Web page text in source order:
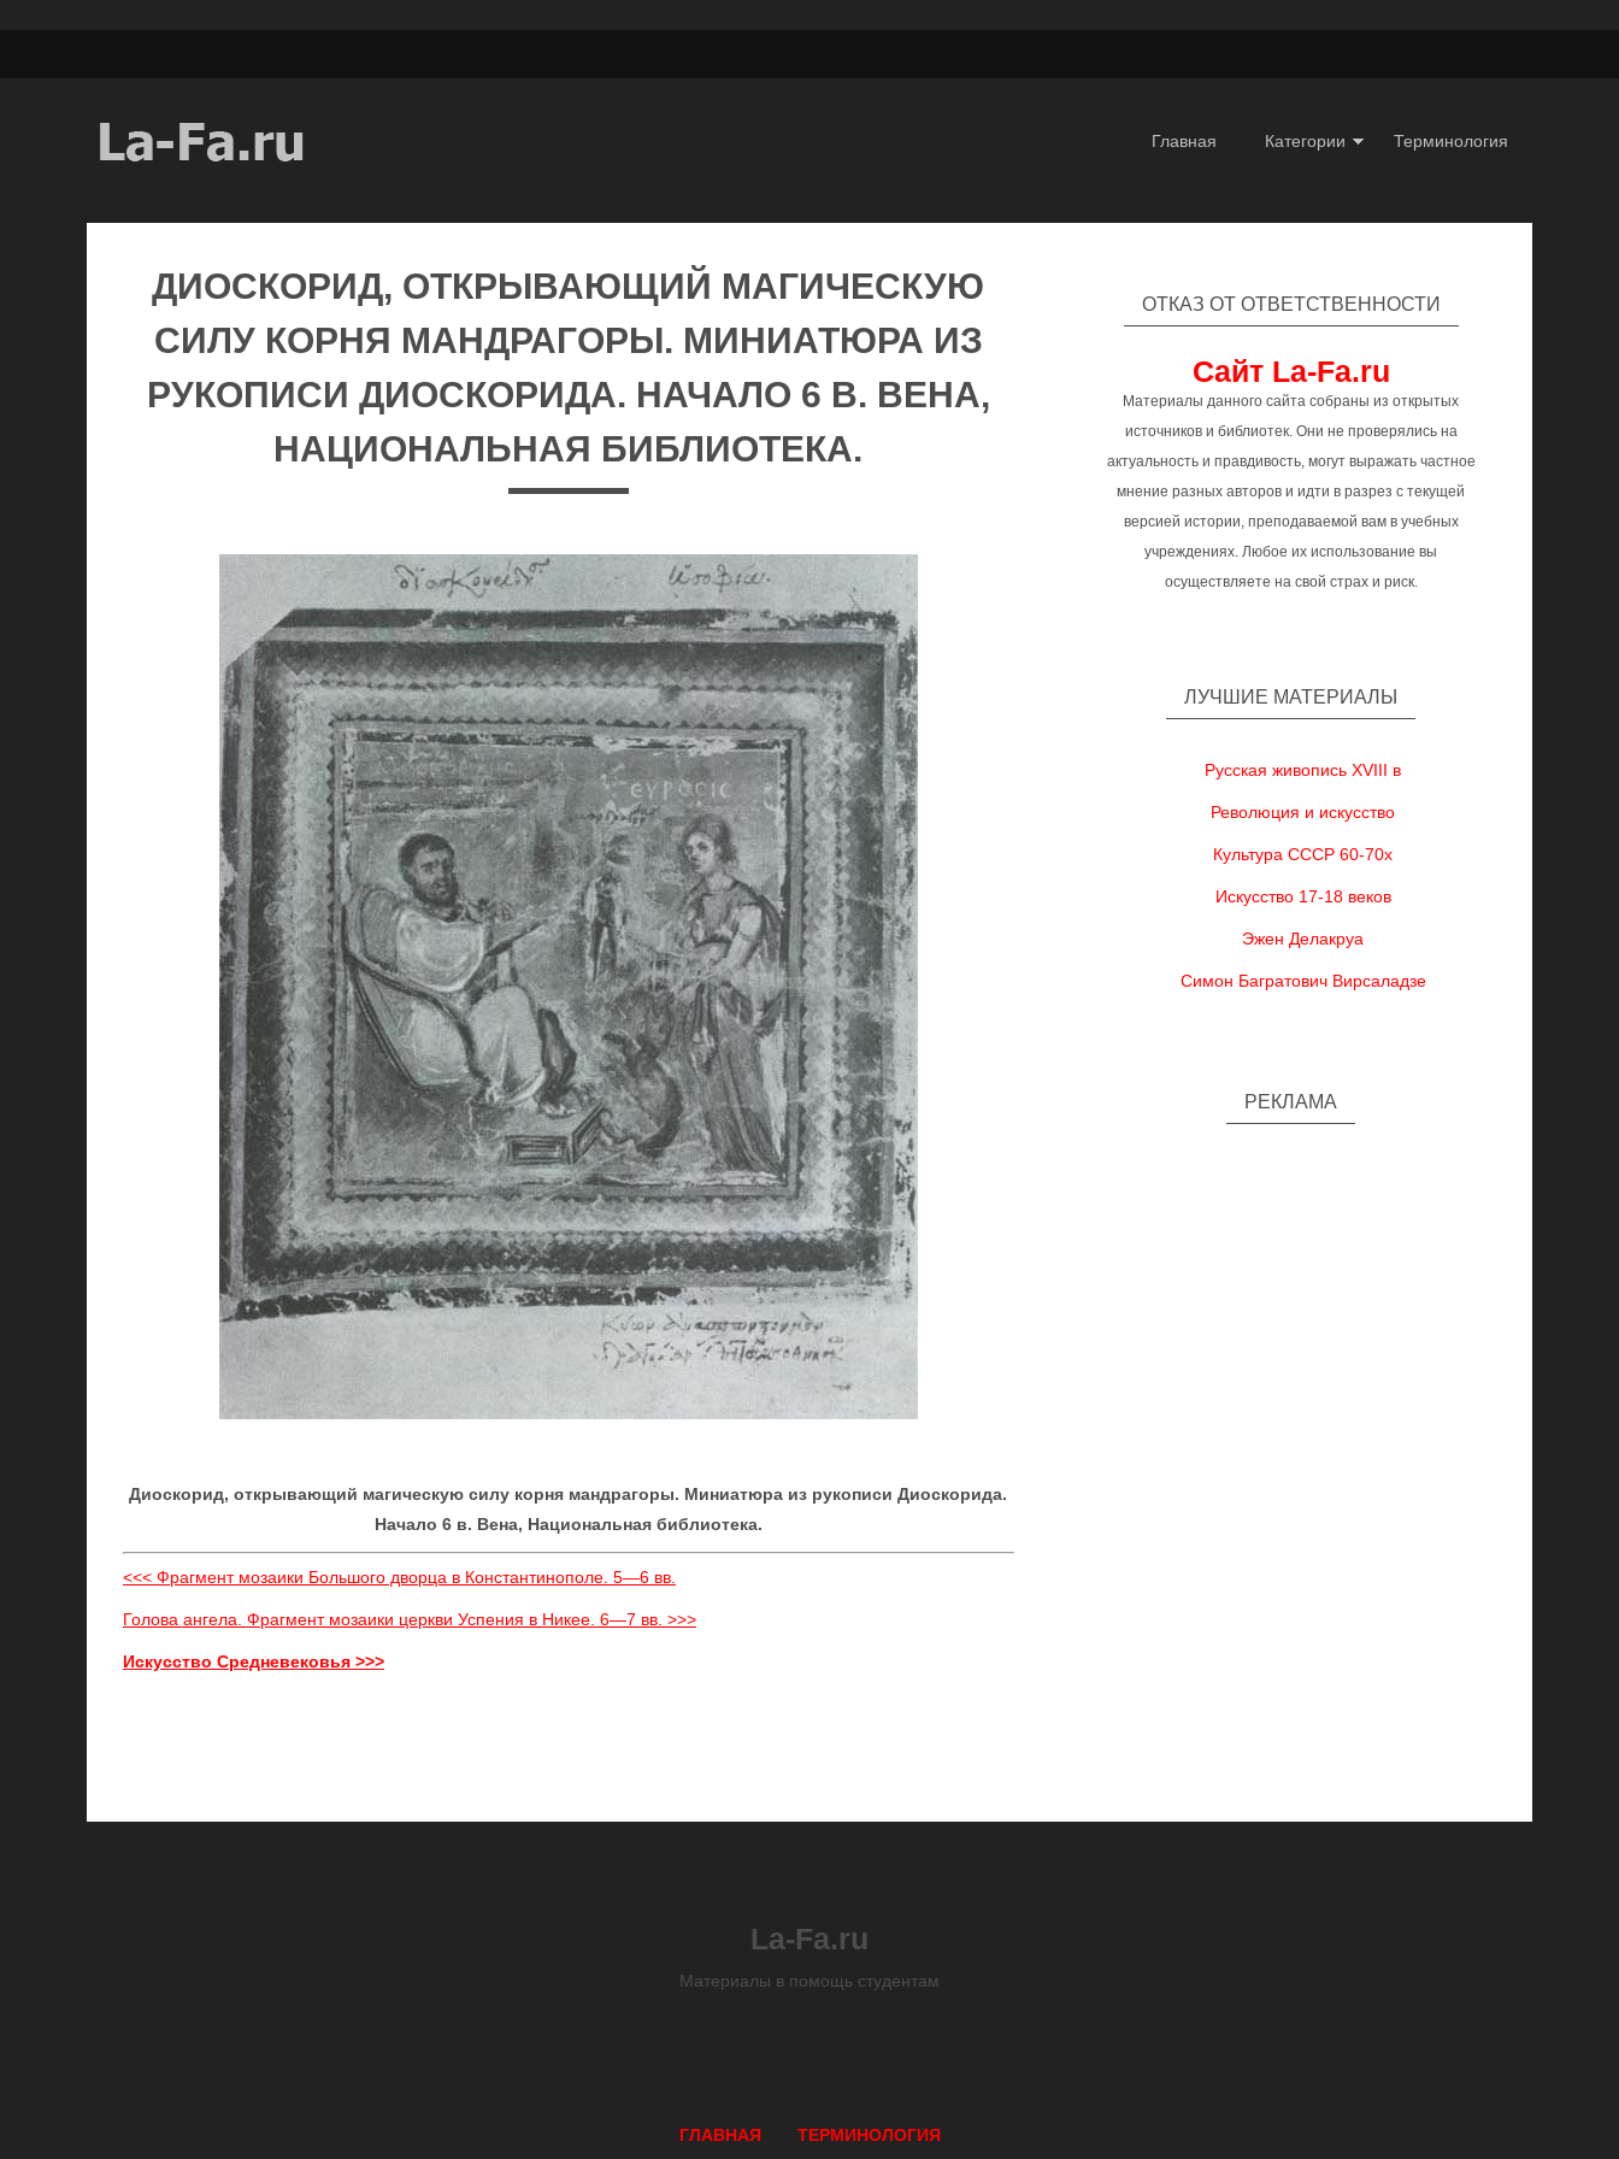
Главная Категории Терминология
ДИОСКОРИД, ОТКРЫВАЮЩИЙ МАГИЧЕСКУЮ
СИЛУ КОРНЯ МАНДРАГОРЫ. МИНИАТЮРА ИЗ
РУКОПИСИ ДИОСКОРИДА. НАЧАЛО 6 В. ВЕНА,
НАЦИОНАЛЬНАЯ БИБЛИОТЕКА.
Диоскорид, открывающий магическую силу корня мандрагоры. Миниатюра из рукописи Диоскорида.
Начало 6 в. Вена, Национальная библиотека.
<<< Фрагмент мозаики Большого дворца в Константинополе. 5—6 вв.
Голова ангела. Фрагмент мозаики церкви Успения в Никее. 6—7 вв. >>>
Искусство Средневековья >>>
ОТКАЗ ОТ ОТВЕТСТВЕННОСТИ
Сайт La-Fa.ru
Материалы данного сайта собраны из открытых
источников и библиотек. Они не проверялись на
актуальность и правдивость, могут выражать частное
мнение разных авторов и идти в разрез с текущей
версией истории, преподаваемой вам в учебных
учреждениях. Любое их использование вы
осуществляете на свой страх и риск.
ЛУЧШИЕ МАТЕРИАЛЫ
Русская живопись XVIII в
Революция и искусство
Культура СССР 60-70х
Искусство 17-18 веков
Эжен Делакруа
Симон Багратович Вирсаладзе
РЕКЛАМА
La-Fa.ru
Материалы в помощь студентам
ГЛАВНАЯ ТЕРМИНОЛОГИЯ